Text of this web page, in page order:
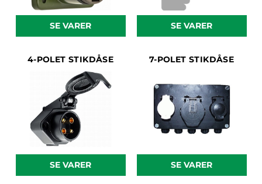
SE VARER SE VARER
4-POLET STIKDÅSE
SE VARER
7-POLET STIKDÅSE
SE VARER